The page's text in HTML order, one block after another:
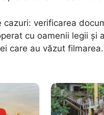
verificarea
cu oamenii legii și
care au văzut filmarea.